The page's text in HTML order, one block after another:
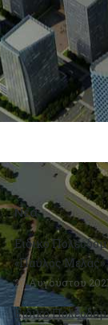
You are here:
Νέα
Ειδικό
«Παύλος Μελάς»
27 Αυγούστου
Ειδικό